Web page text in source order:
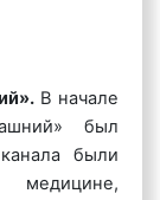
будет
В начале
был
были
медицине,